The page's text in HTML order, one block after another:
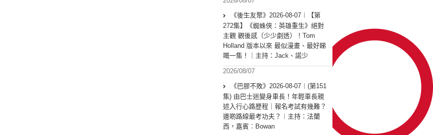
《後生友聚》2026-08-07︱【第
272集】《蜘蛛俠：英雄重生》絕對
主觀 觀後感（少少劇透）！Tom
Holland 版本以來 最似漫畫、最好睇
嘅一集！｜主持：Jack、諾少
2026/08/07
《巴膠不敗》2026-08-07︱(第151
集) 由巴士迷變身車長！年輕車長親
述入行心路歷程｜報名考試有幾難？
邊啲路線最考功夫？︱主持：法蘭
西，嘉賓︰Bowan